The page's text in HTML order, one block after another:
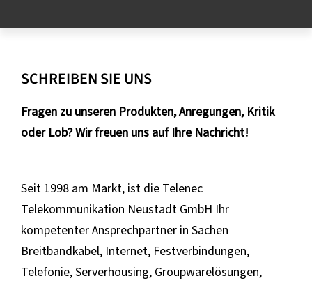
SCHREIBEN SIE UNS
Fragen zu unseren Produkten, Anregungen, Kritik
oder Lob? Wir freuen uns auf Ihre Nachricht!
Seit 1998 am Markt, ist die Telenec
Telekommunikation Neustadt GmbH Ihr
kompetenter Ansprechpartner in Sachen
Breitbandkabel, Internet, Festverbindungen,
Telefonie, Serverhousing, Groupwarelösungen,